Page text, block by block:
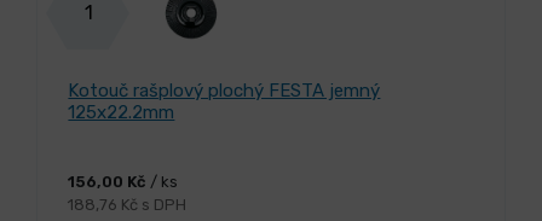
1
Kotouč rašplový plochý FESTA jemný
125x22.2mm
156,00 Kč / ks
188,76 Kč s DPH